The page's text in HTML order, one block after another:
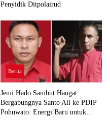
Penyidik Ditpolairud
Berita
Jemi Hado Sambut Hangat
Bergabungnya Santo Ali ke PDIP
Pohuwato: Energi Baru untuk